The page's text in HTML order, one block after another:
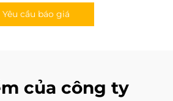
Yêu cầu báo giá
của công ty